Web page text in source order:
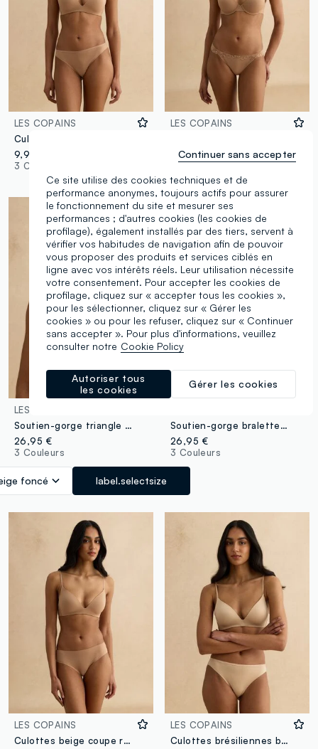
LES COPAINS
9,95 €
3 Couleurs
LES COPAINS
12,95 €
3 Couleurs
LES COPAINS
Soutien-gorge triangle en microfibre beige
26,95 €
3 Couleurs
foncé label.selectsize
Soutien-gorge bralette beige avec rembourrage amovible
26,95 €
3 Couleurs
LES COPAINS
Culottes beige coupe régulière avec détails en dentelle
LES COPAINS
Culottes brésiliennes beiges coupe slim
Ce site utilise des cookies techniques et de
performance anonymes, toujours actifs pour assurer
le fonctionnement du site et mesurer ses
performances ; d'autres cookies (les cookies de
profilage), également installés par des tiers, servent à
vérifier vos habitudes de navigation afin de pouvoir
vous proposer des produits et services ciblés en
ligne avec vos intérêts réels. Leur utilisation nécessite
votre consentement. Pour accepter les cookies de
profilage, cliquez sur « accepter tous les cookies »,
pour les sélectionner, cliquez sur « Gérer les
cookies » ou pour les refuser, cliquez sur « Continuer
sans accepter ». Pour plus d'informations, veuillez
consulter notre Cookie Policy
Gérer les cookies
Autoriser tous
les cookies
Continuer sans accepter